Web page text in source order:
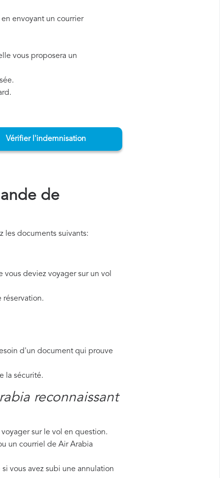
envoyant un courrier
vous proposera un
Vérifier l'indemnisation
de
les documents suivants:
deviez voyager sur un vol
d'un document qui prouve
la sécurité.
reconnaissant
sur le vol en question.
un courriel de Air Arabia
vous avez subi une annulation